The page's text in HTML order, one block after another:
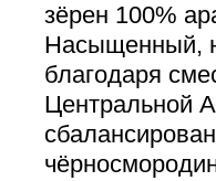
зёрен 100%
Насыщенный,
благодаря
Центральной